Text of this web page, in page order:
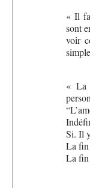
« Il
sont
voir
« La
Si. Il
La fin
La fin